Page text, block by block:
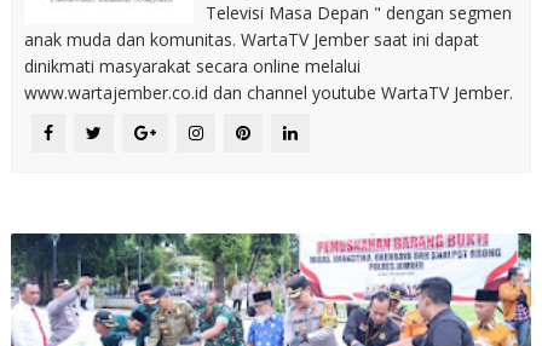
Televisi Masa Depan " dengan segmen
anak muda dan komunitas. WartaTV Jember saat ini dapat
dinikmati masyarakat secara online melalui
www.wartajember.co.id dan channel youtube WartaTV Jember.